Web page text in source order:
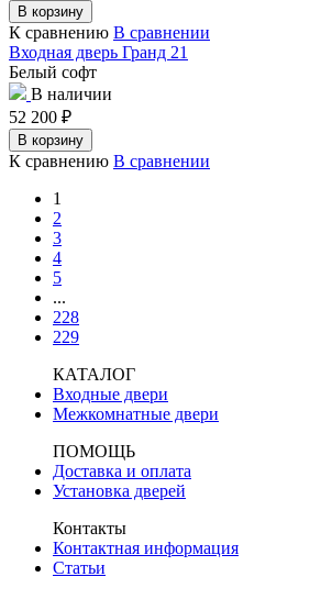
В корзину
К сравнению В сравнении
Входная дверь Гранд 21
Белый софт
В наличии
52 200 ₽
В корзину
К сравнению В сравнении
1
2
3
4
5
...
228
229
КАТАЛОГ
Входные двери
Межкомнатные двери
ПОМОЩЬ
Доставка и оплата
Установка дверей
Контакты
Контактная информация
Статьи